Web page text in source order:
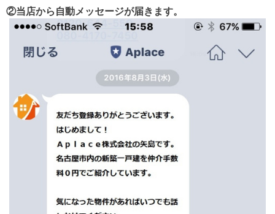
②当店から自動メッセージが届きます。